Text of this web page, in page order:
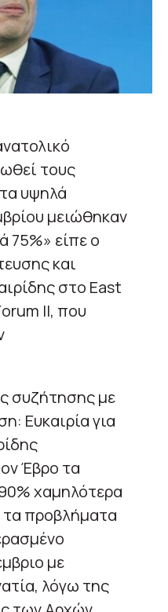
τους
υψηλά
μειώθηκαν
75%» είπε ο
και
στο East
ΙΙ, που
συζήτησης με
Ευκαιρία για
Έβρο τα
χαμηλότερα
τα προβλήματα
με
λόγω της